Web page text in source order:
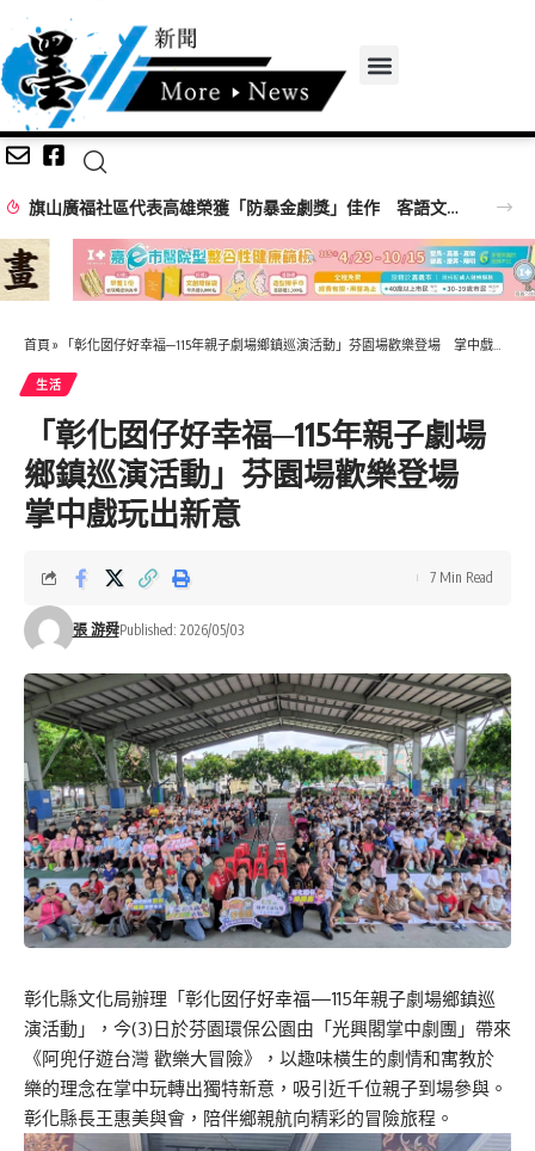
彰化縣2026城鎮韌性(防空)演習圓滿完成 有效提升縣民防空避難意識
首頁 » 「彰化囡仔好幸福─115年親子劇場鄉鎮巡演活動」芬園場歡樂登場 掌中戲玩出新意
生活
「彰化囡仔好幸福─115年親子劇場
鄉鎮巡演活動」芬園場歡樂登場
掌中戲玩出新意
張 游舜Published: 2026/05/03
7 Min Read
彰化縣文化局辦理「彰化囡仔好幸福—115年親子劇場鄉鎮巡
演活動」，今(3)日於芬園環保公園由「光興閣掌中劇團」帶來
《阿兜仔遊台灣 歡樂大冒險》，以趣味橫生的劇情和寓教於
樂的理念在掌中玩轉出獨特新意，吸引近千位親子到場參與。
彰化縣長王惠美與會，陪伴鄉親航向精彩的冒險旅程。